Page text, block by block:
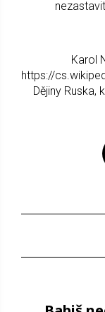
Karol
https://
Dějiny Ruska,